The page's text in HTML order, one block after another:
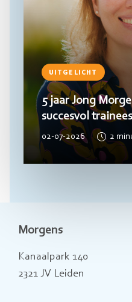
UITGELICHT
5 jaar Jong
succesvol
02-07-2026 2
Morgens
Kanaalpark 140
2321 JV Leiden